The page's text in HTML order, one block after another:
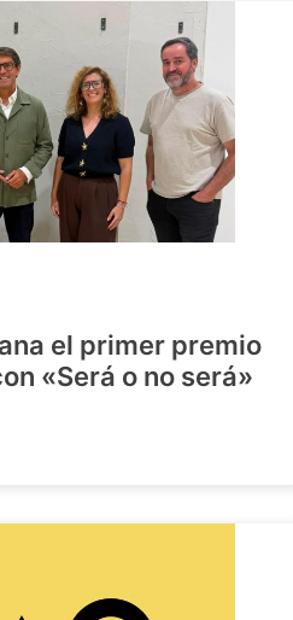
el primer premio
«Será o no será»